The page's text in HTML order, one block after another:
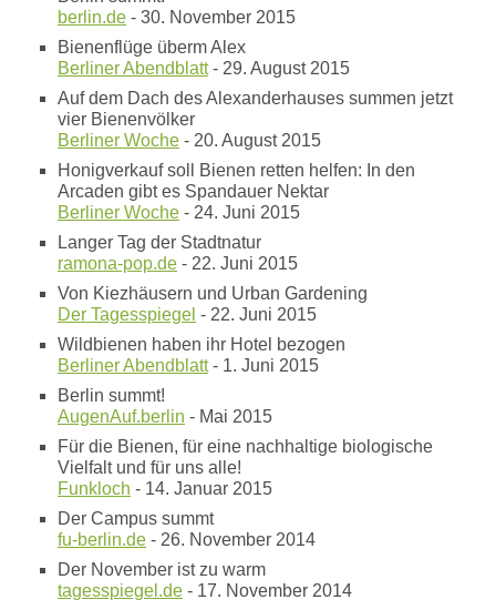
berlin.de - 30. November 2015
Bienenflüge überm Alex
Berliner Abendblatt- 29. August 2015
Auf dem Dach des Alexanderhauses summen jetzt
vier Bienenvölker
Berliner Woche - 20. August 2015
Honigverkauf soll Bienen retten helfen: In den
Arcaden gibt es Spandauer Nektar
Berliner Woche - 24. Juni 2015
Langer Tag der Stadtnatur
ramona-pop.de - 22. Juni 2015
Von Kiezhäusern und Urban Gardening
Der Tagesspiegel - 22. Juni 2015
Wildbienen haben ihr Hotel bezogen
Berliner Abendblatt- 1. Juni 2015
Berlin summt!
AugenAuf.berlin - Mai 2015
Für die Bienen, für eine nachhaltige biologische
Vielfalt und für uns alle!
Funkloch - 14. Januar 2015
Der Campus summt
fu-berlin.de - 26. November 2014
Der November ist zu warm
tagesspiegel.de - 17. November 2014